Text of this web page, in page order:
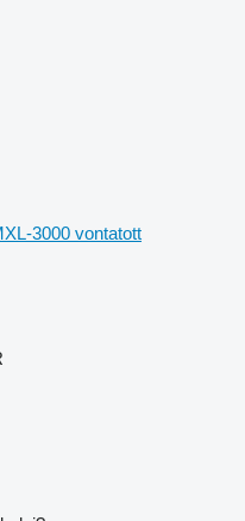
3000 vontatott